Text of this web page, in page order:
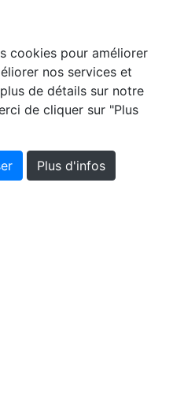
cookies pour améliorer
nos services et
de détails sur notre
de cliquer sur "Plus
Plus d'infos